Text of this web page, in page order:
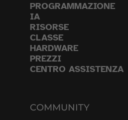
PROGRAMMAZIONE
IA
RISORSE
CLASSE
HARDWARE
PREZZI
CENTRO ASSISTENZA
COMMUNITY